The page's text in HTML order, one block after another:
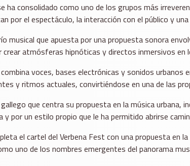
ha consolidado como uno de los grupos más
por el espectáculo, la interacción con el público y
musical que apuesta por una propuesta sonora
crear atmósferas hipnóticas y directos inmersivos
combina voces, bases electrónicas y sonidos urbanos
y ritmos actuales, convirtiéndose en una de las
que centra su propuesta en la música urbana,
y por un estilo propio que le ha permitido abrirse
el cartel del Verbena Fest con una propuesta en
uno de los nombres emergentes del panorama